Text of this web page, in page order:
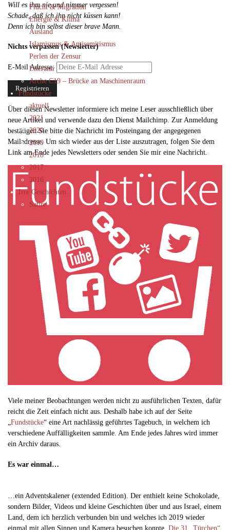
Flucht & Migration
Energie & Klima
Ausland
Islamismus & Antisemitismus
Perlen der Zensur
Literatur
Arche C19 – Brücke an Maschinenraum
Fundstücke
aktuell
2021
2020
2019
2018
2017
2016
Irre Geschichten
Satire
Will es ihm nie und nimmer vergessen!
Schade, daß ich ihn nicht küssen kann!
Denn ich bin selbst dieser brave Mann.
Nichts verpassen (Newsletter)
E-Mail Adresse:
Über diesen Newsletter informiere ich meine Leser ausschließlich über
neue Artikel und verwende dazu den Dienst Mailchimp. Zur Anmeldung
bestätigen Sie bitte die Nachricht im Posteingang der angegegenen
Mailadresse. Um sich wieder aus der Liste auszutragen, folgen Sie dem
Link am Ende jedes Newsletters oder senden Sie mir eine Nachricht.
Viele meiner Beobachtungen werden nicht zu ausführlichen Texten, dafür
reicht die Zeit einfach nicht aus. Deshalb habe ich auf der Seite
„Fundstücke“ eine Art nachlässig geführtes Tagebuch, in welchem ich
verschiedene Auffälligkeiten sammle. Am Ende jedes Jahres wird immer
ein Archiv daraus.
Es war einmal…
…ein Adventskalener (extended Edition). Der enthielt keine Schokolade,
sondern Bilder, Videos und kleine Geschichten über und aus Israel, einem
Land, dem ich herzlich verbunden bin und welches ich 2019 wieder
einmal mit allen Sinnen und Kamera besuchen konnte. Die 31 „Türchen“